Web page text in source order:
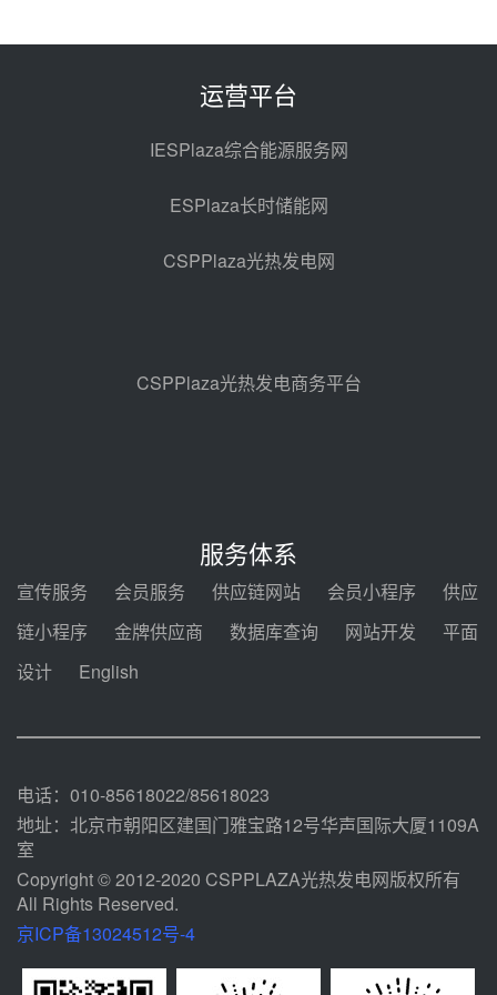
光热示范电站二列蒸汽发生器设备
热发电工程EPC总承包项目熔盐截
昊森机电中标新疆华电天山北麓基
地100MW光热发电工程EPC总承
包项目熔盐介质超声波流量计采购
前天 08-05 17:09
前天 08-05 14:48
2026-2029年熔盐介质框架协议
中能建华中试研院中标重能新疆
100MW光热项目机组调试及性能
规模化助力构建绿色低碳电力供给
运营平台
IESPlaza综合能源服务网
ESPlaza长时储能网
CSPPlaza光热发电网
CSPPlaza光热发电商务平台
服务体系
宣传服务 会员服务 供应链网站 会员小程序
供应
链小程序
金牌供应商 数据库查询 网站开发
平面
设计
English
电话：010-85618022/85618023
地址：北京市朝阳区建国门雅宝路12号华声国际大厦1109A
室
Copyright © 2012-2020 CSPPLAZA光热发电网版权所有
All Rights Reserved.
京ICP备13024512号-4